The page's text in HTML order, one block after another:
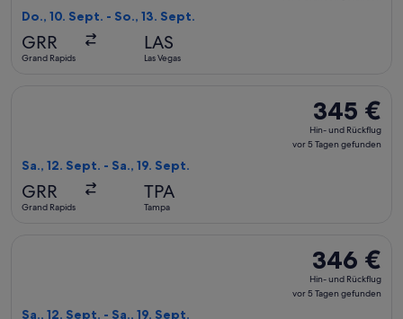
Do., 10. Sept. - So., 13. Sept.
GRR
Grand Rapids
LAS
Las Vegas
345 €
Hin-
und
345 €
Hin- und Rückflug
vor 5 Tagen gefunden
Sa., 12. Sept. - Sa., 19. Sept.
GRR
Grand Rapids
TPA
Tampa
346 €
Hin-
und
346 €
Hin- und Rückflug
vor 5 Tagen gefunden
Sa., 12. Sept. - Sa., 19. Sept.